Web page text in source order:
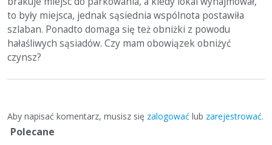
to były miejsca, jednak sąsiednia wspólnota postawiła
szlaban. Ponadto domaga się też obniżki z powodu
hałaśliwych sąsiadów. Czy mam obowiązek obniżyć
czynsz?
Aby napisać komentarz, musisz się zalogować lub zarejestrować.
SPolecane